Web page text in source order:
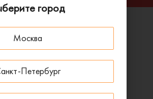
город
Москва
Петербург
для очков
BLD 2683 PU 304